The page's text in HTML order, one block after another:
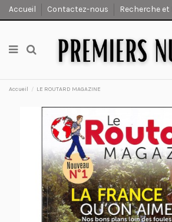
Accueil Contactez-nous Recherche
Accueil LE ROUTARD MAGAZINE